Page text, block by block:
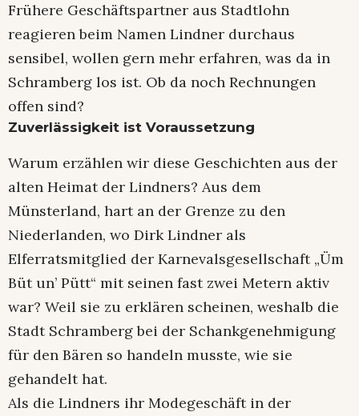
Frühere Geschäftspartner aus Stadtlohn
reagieren beim Namen Lindner durchaus
sensibel, wollen gern mehr erfahren, was da in
Schramberg los ist. Ob da noch Rechnungen
offen sind?
Zuverlässigkeit ist Voraussetzung
Warum erzählen wir diese Geschichten aus der
alten Heimat der Lindners? Aus dem
Münsterland, hart an der Grenze zu den
Niederlanden, wo Dirk Lindner als
Elferratsmitglied der Karnevalsgesellschaft „Üm
Büt un’ Pütt“ mit seinen fast zwei Metern aktiv
war? Weil sie zu erklären scheinen, weshalb die
Stadt Schramberg bei der Schankgenehmigung
für den Bären so handeln musste, wie sie
gehandelt hat.
Als die Lindners ihr Modegeschäft in der